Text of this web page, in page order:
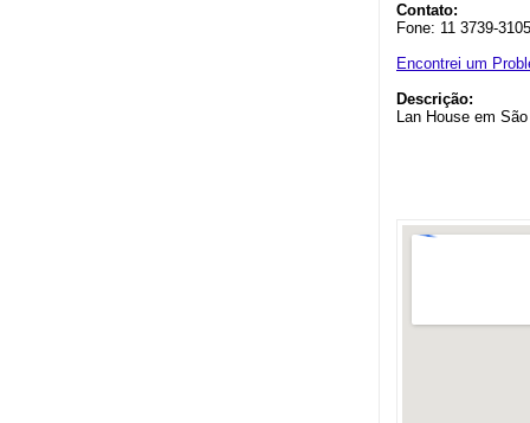
Contato:
Fone: 11 3739-3105
Encontrei um
Descrição:
Lan House em